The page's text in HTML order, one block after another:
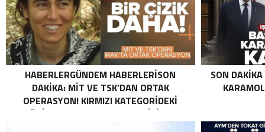
HABERLERGÜNDEM HABERLERISON
DAKIKA: MİT VE TSK’DAN ORTAK
OPERASYON! KIRMIZI KATEGORIDEKI
TERÖRIST NAZLI TAŞPINAR ETKISIZ HALE
SON